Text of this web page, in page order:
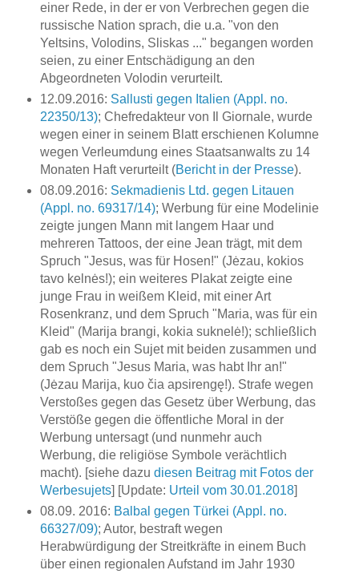
einer Rede, in der er von Verbrechen gegen die
russische Nation sprach, die u.a. "von den
Yeltsins, Volodins, Sliskas ..." begangen worden
seien, zu einer Entschädigung an den
Abgeordneten Volodin verurteilt.
12.09.2016: Sallusti gegen Italien (Appl. no.
22350/13); Chefredakteur von Il Giornale, wurde
wegen einer in seinem Blatt erschienen Kolumne
wegen Verleumdung eines Staatsanwalts zu 14
Monaten Haft verurteilt (Bericht in der Presse).
08.09.2016: Sekmadienis Ltd. gegen Litauen
(Appl. no. 69317/14); Werbung für eine Modelinie
zeigte jungen Mann mit langem Haar und
mehreren Tattoos, der eine Jean trägt, mit dem
Spruch "Jesus, was für Hosen!" (Jėzau, kokios
tavo kelnės!); ein weiteres Plakat zeigte eine
junge Frau in weißem Kleid, mit einer Art
Rosenkranz, und dem Spruch "Maria, was für ein
Kleid" (Marija brangi, kokia suknelė!); schließlich
gab es noch ein Sujet mit beiden zusammen und
dem Spruch "Jesus Maria, was habt Ihr an!"
(Jėzau Marija, kuo čia apsirengę!). Strafe wegen
Verstoßes gegen das Gesetz über Werbung, das
Verstöße gegen die öffentliche Moral in der
Werbung untersagt (und nunmehr auch
Werbung, die religiöse Symbole verächtlich
macht). [siehe dazu diesen Beitrag mit Fotos der
Werbesujets] [Update: Urteil vom 30.01.2018]
08.09. 2016: Balbal gegen Türkei (Appl. no.
66327/09); Autor, bestraft wegen
Herabwürdigung der Streitkräfte in einem Buch
über einen regionalen Aufstand im Jahr 1930